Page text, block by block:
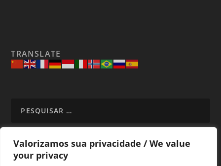
Valorizamos sua privacidade / We value
your privacy
TRANSLATE
TODAS OS ASSUNTOS